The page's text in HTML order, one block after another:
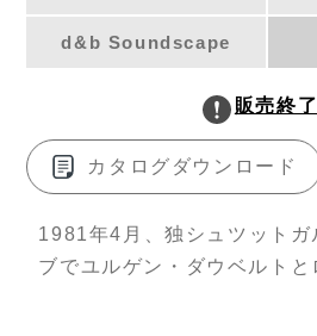
d&b Soundscape
カタログダウンロード
販売終
1981年4月、独シュツットガ
ブでユルゲン・ダウベルト